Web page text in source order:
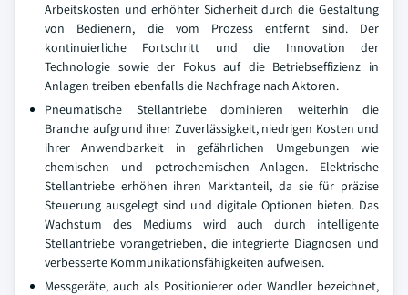
Arbeitskosten und erhöhter Sicherheit durch die Gestaltung
von Bedienern, die vom Prozess entfernt sind. Der
kontinuierliche Fortschritt und die Innovation der
Technologie sowie der Fokus auf die Betriebseffizienz in
Anlagen treiben ebenfalls die Nachfrage nach Aktoren.
Pneumatische Stellantriebe dominieren weiterhin die
Branche aufgrund ihrer Zuverlässigkeit, niedrigen Kosten und
ihrer Anwendbarkeit in gefährlichen Umgebungen wie
chemischen und petrochemischen Anlagen. Elektrische
Stellantriebe erhöhen ihren Marktanteil, da sie für präzise
Steuerung ausgelegt sind und digitale Optionen bieten. Das
Wachstum des Mediums wird auch durch intelligente
Stellantriebe vorangetrieben, die integrierte Diagnosen und
verbesserte Kommunikationsfähigkeiten aufweisen.
Messgeräte, auch als Positionierer oder Wandler bezeichnet,